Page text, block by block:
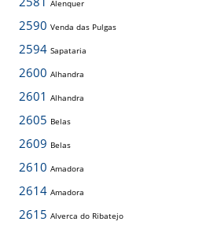
Alenquer
2590 Venda das Pulgas
2594 Sapataria
2600 Alhandra
2601 Alhandra
2605 Belas
2609 Belas
2610 Amadora
2614 Amadora
2615 Alverca do Ribatejo